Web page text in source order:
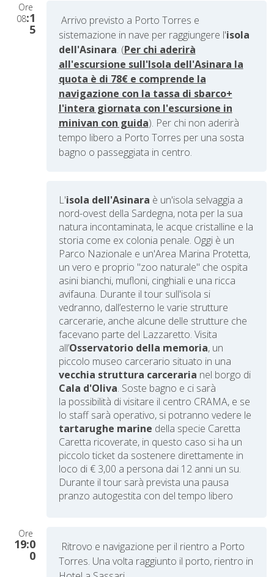
Ore
08:1
5
Arrivo previsto a Porto Torres e
sistemazione in nave per raggiungere l'isola
dell'Asinara. (Per chi aderirà
all'escursione sull'Isola dell'Asinara la
quota è di 78€ e comprende la
navigazione con la tassa di sbarco+
l'intera giornata con l'escursione in
minivan con guida). Per chi non aderirà
tempo libero a Porto Torres per una sosta
bagno o passeggiata in centro.
L'isola dell'Asinara è un'isola selvaggia a
nord-ovest della Sardegna, nota per la sua
natura incontaminata, le acque cristalline e la
storia come ex colonia penale. Oggi è un
Parco Nazionale e un'Area Marina Protetta,
un vero e proprio "zoo naturale" che ospita
asini bianchi, mufloni, cinghiali e una ricca
avifauna. Durante il tour sull'isola si
vedranno, dall’esterno le varie strutture
carcerarie, anche alcune delle strutture che
facevano parte del Lazzaretto. Visita
all’Osservatorio della memoria, un
piccolo museo carcerario situato in una
vecchia struttura carceraria nel borgo di
Cala d'Oliva. Soste bagno e ci sarà
la possibilità di visitare il centro CRAMA, e se
lo staff sarà operativo, si potranno vedere le
tartarughe marine della specie Caretta
Caretta ricoverate, in questo caso si ha un
piccolo ticket da sostenere direttamente in
loco di € 3,00 a persona dai 12 anni un su.
Durante il tour sarà prevista una pausa
pranzo autogestita con del tempo libero
Ore
19:0
0
Ritrovo e navigazione per il rientro a Porto
Torres. Una volta raggiunto il porto, rientro in